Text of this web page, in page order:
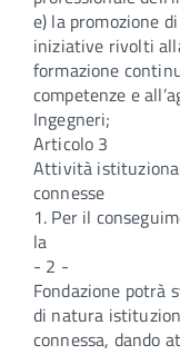
e) la promozione
iniziative rivolti
formazione
competenze e
Ingegneri;
Articolo 3
Attività
connesse
1. Per il
la
- 2 -
Fondazione potrà
di natura
connessa, dando